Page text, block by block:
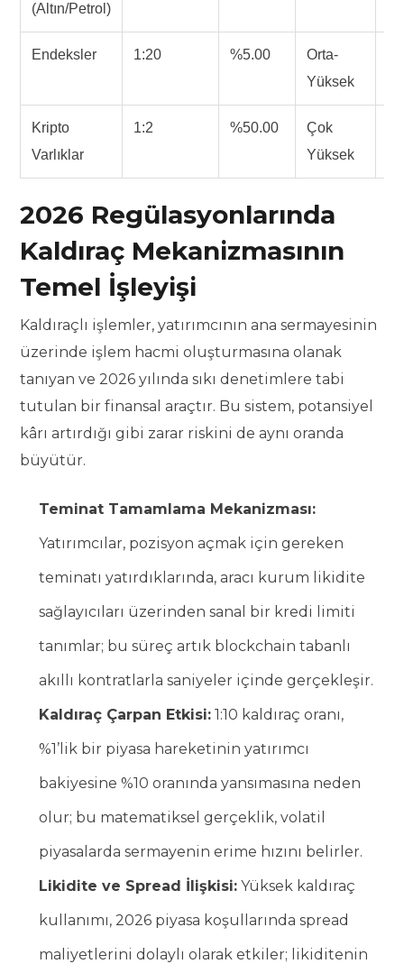
(Altın/Petrol)
Endeksler 1:20 %5.00
Orta-
Yüksek
Kripto
Varlıklar
1:2 %50.00
Çok
Yüksek
2026 Regülasyonlarında
Kaldıraç Mekanizmasının
Temel İşleyişi
Kaldıraçlı işlemler, yatırımcının ana sermayesinin
üzerinde işlem hacmi oluşturmasına olanak
tanıyan ve 2026 yılında sıkı denetimlere tabi
tutulan bir finansal araçtır. Bu sistem, potansiyel
kârı artırdığı gibi zarar riskini de aynı oranda
büyütür.
Teminat Tamamlama Mekanizması:
Yatırımcılar, pozisyon açmak için gereken
teminatı yatırdıklarında, aracı kurum likidite
sağlayıcıları üzerinden sanal bir kredi limiti
tanımlar; bu süreç artık blockchain tabanlı
akıllı kontratlarla saniyeler içinde gerçekleşir.
Kaldıraç Çarpan Etkisi: 1:10 kaldıraç oranı,
%1’lik bir piyasa hareketinin yatırımcı
bakiyesine %10 oranında yansımasına neden
olur; bu matematiksel gerçeklik, volatil
piyasalarda sermayenin erime hızını belirler.
Likidite ve Spread İlişkisi: Yüksek kaldıraç
kullanımı, 2026 piyasa koşullarında spread
maliyetlerini dolaylı olarak etkiler; likiditenin